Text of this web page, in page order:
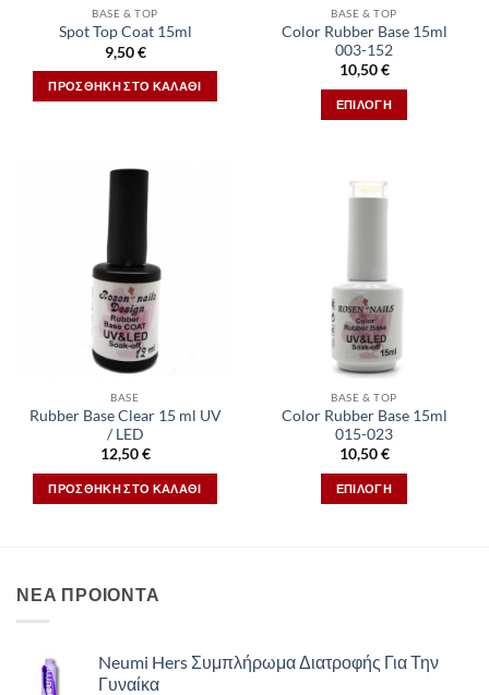
BASE & TOP
Spot Top Coat 15ml
9,50€
ΠΡΟΣΘΉΚΗ ΣΤΟ ΚΑΛΆΘΙ
BASE & TOP
Color Rubber Base 15ml
003-152
10,50€
ΕΠΙΛΟΓΉ
έχει
επιλογές
μπορούν
να
επιλεγούν
στη
σελίδα
του
προϊόντος
BASE
Rubber Base Clear 15 ml UV
/ LED
12,50€
ΠΡΟΣΘΉΚΗ ΣΤΟ ΚΑΛΆΘΙ
BASE & TOP
Color Rubber Base 15ml
015-023
10,50€
ΕΠΙΛΟΓΉ
Οι
επιλογές
ΝΕΑ ΠΡΟΙΟΝΤΑ
Neumi Hers Συμπλήρωμα Διατροφής Για Την
Γυναίκα